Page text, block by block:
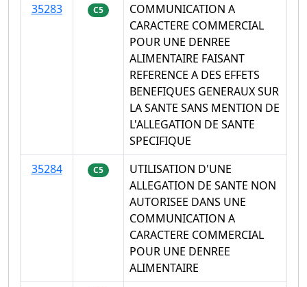
35283
C5
COMMUNICATION A
CARACTERE COMMERCIAL
POUR UNE DENREE
ALIMENTAIRE FAISANT
REFERENCE A DES EFFETS
BENEFIQUES GENERAUX SUR
LA SANTE SANS MENTION DE
L'ALLEGATION DE SANTE
SPECIFIQUE
35284
C5
UTILISATION D'UNE
ALLEGATION DE SANTE NON
AUTORISEE DANS UNE
COMMUNICATION A
CARACTERE COMMERCIAL
POUR UNE DENREE
ALIMENTAIRE